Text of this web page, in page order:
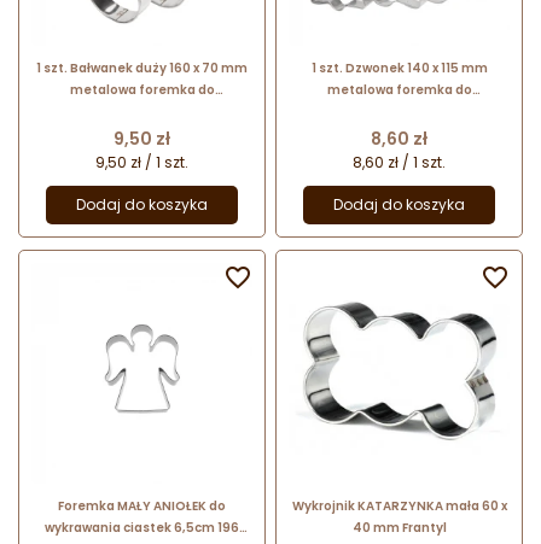
1 szt. Bałwanek duży 160 x 70 mm
metalowa foremka do
Cena
9,50 zł
9,50 zł / 1 szt.
Dodaj do koszyka
1 szt. Dzwonek 140 x 115 mm
metalowa foremka do
Cena
8,60 zł
8,60 zł / 1 szt.
Dodaj do koszyka
Foremka MAŁY ANIOŁEK do
wykrawania ciastek 6,5cm 196

Wykrojnik KATARZYNKA mała 60 x
40 mm Frantyl
